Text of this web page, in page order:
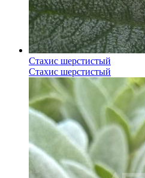
Стахис шерстистый
Стахис шерстистый